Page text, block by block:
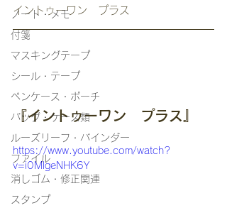
ノート・メモ
付箋
マスキングテープ
シール・テープ
ペンケース・ポーチ
バッグ・ケース類
ルーズリーフ・バインダー
ファイル
消しゴム・修正関連
スタンプ
イントゥーワン　プラス
『イントゥーワン　プラス』
https://www.youtube.com/watch?
v=i0MlgeNHK6Y